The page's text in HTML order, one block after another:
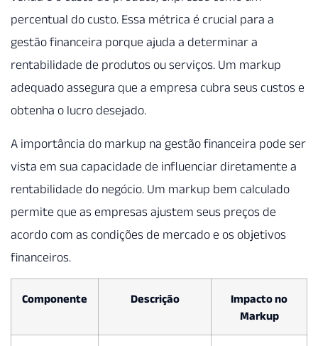
percentual do custo. Essa métrica é crucial para a
gestão financeira porque ajuda a determinar a
rentabilidade de produtos ou serviços. Um markup
adequado assegura que a empresa cubra seus custos e
obtenha o lucro desejado.
A importância do markup na gestão financeira pode ser
vista em sua capacidade de influenciar diretamente a
rentabilidade do negócio. Um markup bem calculado
permite que as empresas ajustem seus preços de
acordo com as condições de mercado e os objetivos
financeiros.
Componente Descrição
Impacto no
Markup